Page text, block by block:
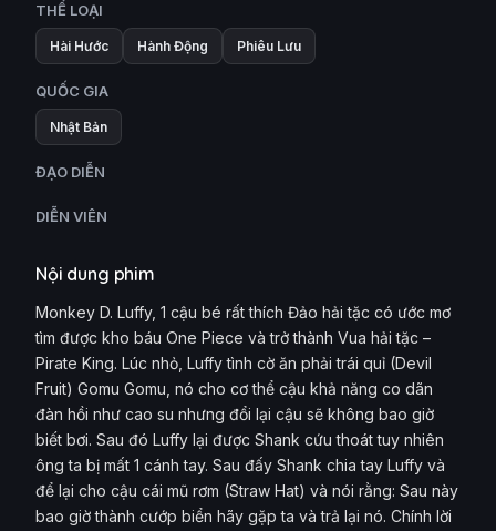
THỂ LOẠI
Hài Hước Hành Động Phiêu Lưu
QUỐC GIA
Nhật Bản
ĐẠO DIỄN
DIỄN VIÊN
Nội dung phim
Monkey D. Luffy, 1 cậu bé rất thích Đảo hải tặc có ước mơ
tìm được kho báu One Piece và trở thành Vua hải tặc –
Pirate King. Lúc nhỏ, Luffy tình cờ ăn phải trái quỉ (Devil
Fruit) Gomu Gomu, nó cho cơ thể cậu khả năng co dãn
đàn hồi như cao su nhưng đổi lại cậu sẽ không bao giờ
biết bơi. Sau đó Luffy lại được Shank cứu thoát tuy nhiên
ông ta bị mất 1 cánh tay. Sau đấy Shank chia tay Luffy và
để lại cho cậu cái mũ rơm (Straw Hat) và nói rằng: Sau này
bao giờ thành cướp biển hãy gặp ta và trả lại nó. Chính lời